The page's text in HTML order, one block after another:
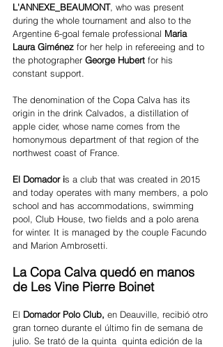
L'ANNEXE_BEAUMONT, who was present
during the whole tournament and also to the
Argentine 6-goal female professional Maria
Laura Giménez for her help in refereeing and to
the photographer George Hubert for his
constant support.
The denomination of the Copa Calva has its
origin in the drink Calvados, a distillation of
apple cider, whose name comes from the
homonymous department of that region of the
northwest coast of France.
El Domador is a club that was created in 2015
and today operates with many members, a polo
school and has accommodations, swimming
pool, Club House, two fields and a polo arena
for winter. It is managed by the couple Facundo
and Marion Ambrosetti.
La Copa Calva quedó en manos
de Les Vine Pierre Boinet
El Domador Polo Club, en Deauville, recibió otro
gran torneo durante el último fin de semana de
julio. Se trató de la quinta  quinta edición de la